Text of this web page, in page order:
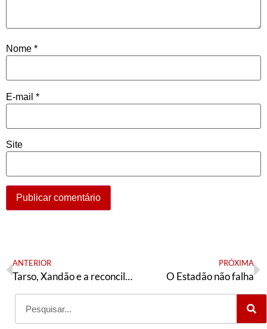
Nome *
E-mail *
Site
ANTERIOR
Tarso, Xandão e a reconciliação
PRÓXIMA
O Estadão não falha